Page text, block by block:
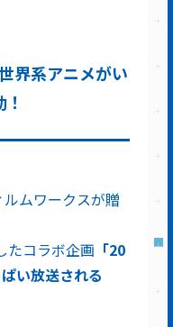
界系アニメがい
ムワークスが贈
たコラボ企画 「20
い放送される